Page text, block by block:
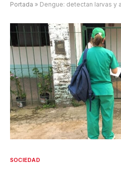
Portada » Dengue: detectan larvas y
SOCIEDAD